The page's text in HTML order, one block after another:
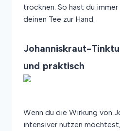
trocknen. So hast du
deinen Tee zur Hand.
Johanniskraut-
und praktisch
Wenn du die Wirkung von
intensiver nutzen